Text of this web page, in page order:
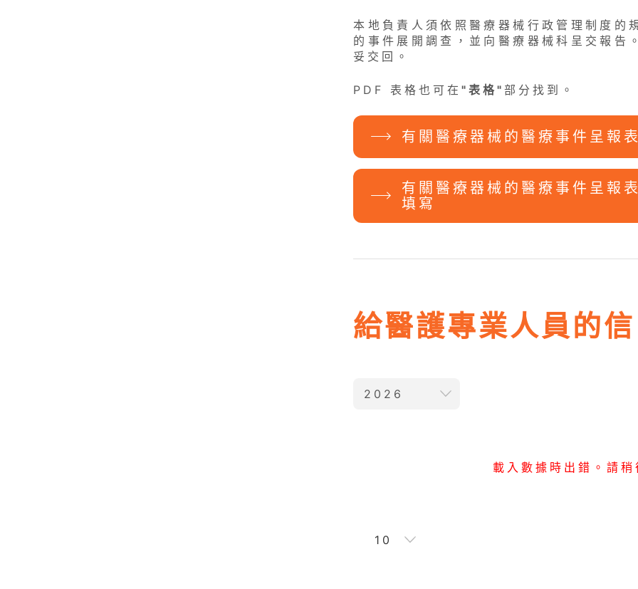
本地負責人須依照醫療器械行政管理制度的
的事件展開調查，並向醫療器械科呈交報告
妥交回。
PDF 表格也可在"表格"部分找到。
有關醫療器械的醫療事件呈
有關醫療器械的醫療事件呈
填寫
給醫護專業人員的信
2026
載入數據時出錯。請
10